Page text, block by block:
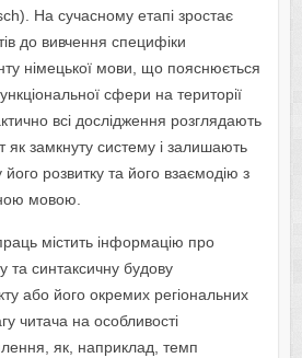
На сучасному етапі зростає
до вивчення специфіки
німецької мови, що пояснюється
сфери на території
всі дослідження розглядають
як замкнуту систему і залишають
розвитку та його взаємодію з
мовою.
містить інформацію про
та синтаксичну будову
або його окремих регіональних
читача на особливості
як, наприклад, темп